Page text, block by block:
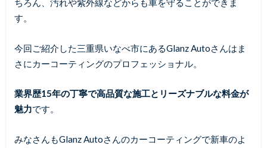
ちろん、汚れや紫外線などからも車を守ることができま
す。
今回ご紹介した三重県いなべ市にあるGlanz Autoさんはま
さにカーコーティングのプロフェッショナル。
業界歴15年の丁寧で高品質な施工とリーズナブルな料金が
魅力です。
みなさんもGlanz Autoさんのカーコーティングで新車のよ